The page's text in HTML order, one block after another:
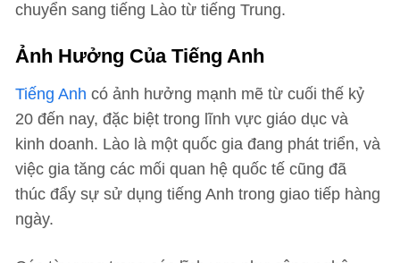
chuyển sang tiếng Lào từ tiếng Trung.
Ảnh Hưởng Của Tiếng Anh
Tiếng Anh có ảnh hưởng mạnh mẽ từ cuối thế kỷ
20 đến nay, đặc biệt trong lĩnh vực giáo dục và
kinh doanh. Lào là một quốc gia đang phát triển, và
việc gia tăng các mối quan hệ quốc tế cũng đã
thúc đẩy sự sử dụng tiếng Anh trong giao tiếp hàng
ngày.